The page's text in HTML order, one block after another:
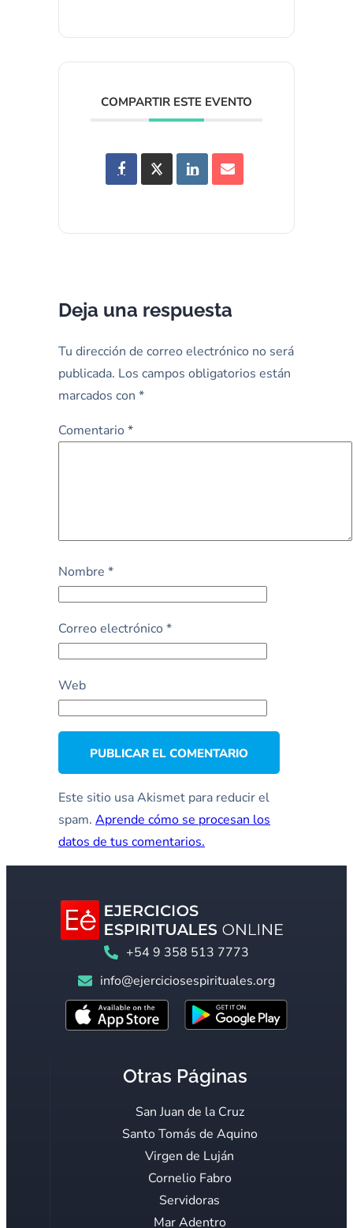
COMPARTIR ESTE EVENTO
Deja una respuesta
Tu dirección de correo electrónico no será
publicada. Los campos obligatorios están
marcados con *
Comentario *
Nombre *
Correo electrónico *
Web
Este sitio usa Akismet para reducir el
spam. Aprende cómo se procesan los
datos de tus comentarios.
+54 9 358 513 7773
info@ejerciciosespirituales.org
Otras Páginas
San Juan de la Cruz
Santo Tomás de Aquino
Virgen de Luján
Cornelio Fabro
Servidoras
Mar Adentro